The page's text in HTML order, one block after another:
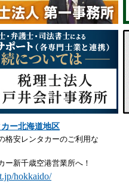
ー北海道地区
格安レンタカーのご利用な
ー新千歳空港営業所へ！
hokkaido/